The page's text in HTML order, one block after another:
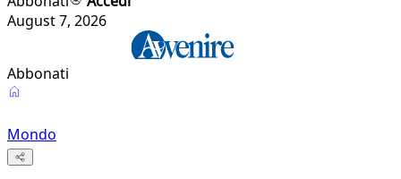
August 7, 2026
Abbonati
Mondo